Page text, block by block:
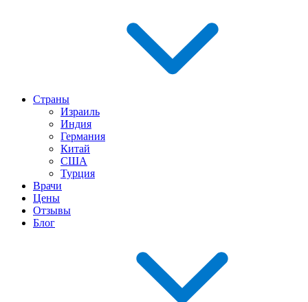
Страны
Израиль
Индия
Германия
Китай
США
Турция
Врачи
Цены
Отзывы
Блог